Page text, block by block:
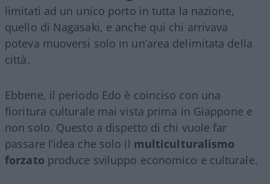
limitati ad un unico porto in tutta la nazione,
quello di Nagasaki, e anche qui chi arrivava
poteva muoversi solo in un’area delimitata della
città.
Ebbene, il periodo Edo è coinciso con una
fioritura culturale mai vista prima in Giappone e
non solo. Questo a dispetto di chi vuole far
passare l’idea che solo il multiculturalismo
forzato produce sviluppo economico e culturale.